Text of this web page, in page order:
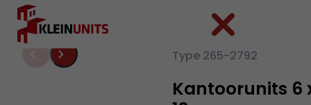
Ga naar hoofdinhoud
Type 265-2792
Kantoorunits 6